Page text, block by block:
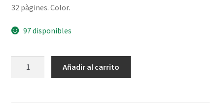
32 pàgines. Color.
97 disponibles
Añadir al carrito